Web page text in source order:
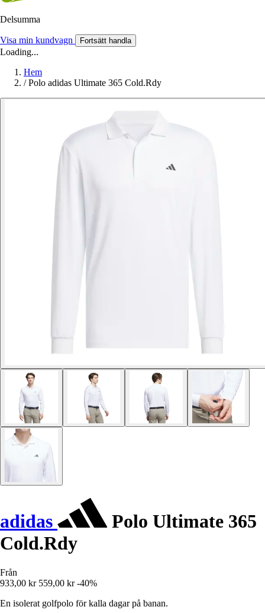
Delsumma
Visa min kundvagn Fortsätt handla
Loading...
Hem
/ Polo adidas Ultimate 365 Cold.Rdy
adidas
Polo Ultimate 365
Cold.Rdy
Från
933,00 kr 559,00 kr -40%
En isolerat golfpolo för kalla dagar på banan.